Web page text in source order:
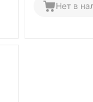
Нет в